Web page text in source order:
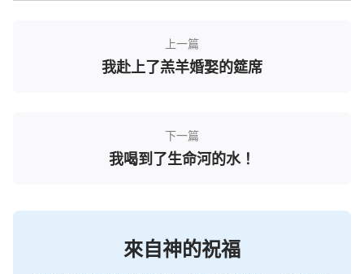
西、抵擋東西，這還得慢慢脫掉。得救不代表人完全
被耶穌得著了，乃是代表人不屬罪了，罪得赦免了，
『人未經救贖以前，已有許多撒但的毒素種到人
裡面了，人經過撒但敗壞幾千年，裡面已經有抵擋神
了，就是用重價將人買回來了，但人裡面的毒性並沒
有去掉，就這樣的污穢的人還得經過變化才有資格事
奉神。……人雖然都經過了救贖，人的罪都得著了赦
上一篇
我赴上了羔羊婚娶的筵席
下一篇
我喝到了生命河的水！
來自神的祝福